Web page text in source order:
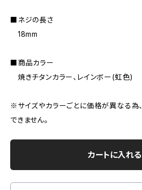
■ネジの長さ
18mm
■商品カラー
焼きチタンカラー、レインボー(虹色)
※サイズやカラーごとに価格が異なる為
できません。
カートに入れる